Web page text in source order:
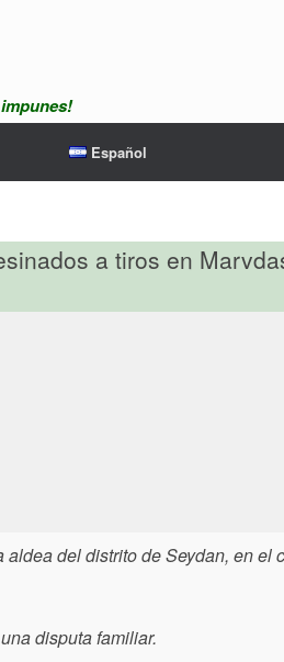
Español
a tiros en
del distrito de Seydan, en el
disputa familiar.